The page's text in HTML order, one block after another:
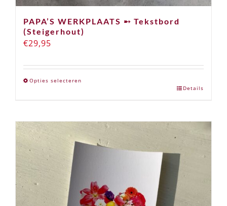
PAPA’S WERKPLAATS ➸ Tekstbord
(Steigerhout)
€29,95
Opties selecteren
meerdere
Deze
optie
kan
gekozen
Details